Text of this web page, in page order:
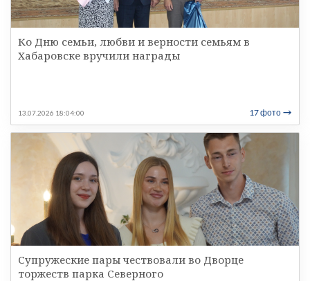
Ко Дню семьи, любви и верности семьям в
Хабаровске вручили награды
13.07.2026 18:04:00 17 фото
Супружеские пары чествовали во Дворце
торжеств парка Северного